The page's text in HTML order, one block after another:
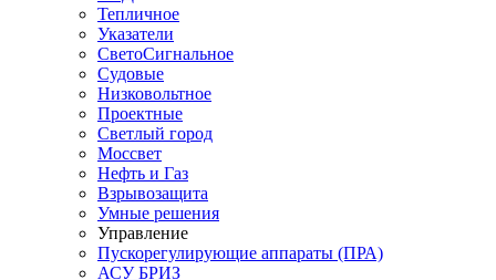
Тепличное
Указатели
СветоСигнальное
Судовые
Низковольтное
Проектные
Светлый город
Моссвет
Нефть и Газ
Взрывозащита
Умные решения
Управление
Пускорегулирующие аппараты (ПРА)
АСУ БРИЗ